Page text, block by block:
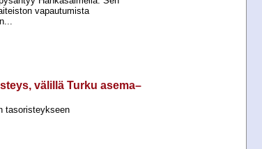
vapautumista
välillä Turku asema–
tasoristeykseen